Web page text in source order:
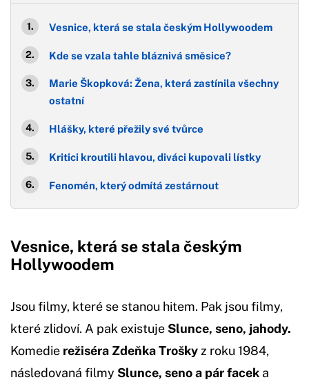
Vesnice, která se stala českým Hollywoodem
Kde se vzala tahle bláznivá směsice?
Marie Škopková: Žena, která zastínila všechny
ostatní
Hlášky, které přežily své tvůrce
Kritici kroutili hlavou, diváci kupovali lístky
Fenomén, který odmítá zestárnout
Vesnice, která se stala českým
Hollywoodem
Jsou filmy, které se stanou hitem. Pak jsou filmy,
které zlidoví. A pak existuje Slunce, seno, jahody.
Komedie režiséra Zdeňka Trošky z roku 1984,
následovaná filmy Slunce, seno a pár facek a